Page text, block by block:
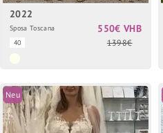
2022
Sposa Toscana
40
550€ VHB
1398€
Neu